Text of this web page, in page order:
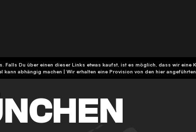
Falls Du über einen dieser Links etwas kaufst, ist es möglich, dass wir eine
abhängig machen | Wir erhalten eine Provision von den hier